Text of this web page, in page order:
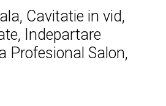
Cavitatie in vid,
Indepartare
Profesional Salon,